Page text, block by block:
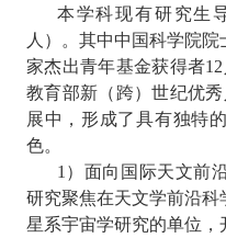
本学科现有研究生
人）。其中中国科学院院
家杰出青年基金获得者12
教育部新（跨）世纪优
展中，形成了具有独特
色。
1 ）面向国际天文前
研究聚焦在天文学前沿
星系宇宙学研究的单位